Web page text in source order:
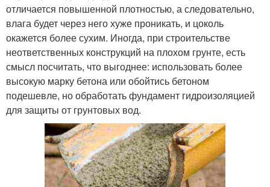
отличается повышенной плотностью, а следовательно,
влага будет через него хуже проникать, и цоколь
окажется более сухим. Иногда, при строительстве
неответственных конструкций на плохом грунте, есть
смысл посчитать, что выгоднее: использовать более
высокую марку бетона или обойтись бетоном
подешевле, но обработать фундамент гидроизоляцией
для защиты от грунтовых вод.